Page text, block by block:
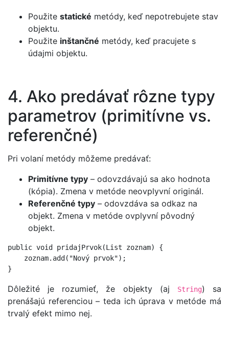
Použite statické metódy, keď nepotrebujete stav
objektu.
Použite inštančné metódy, keď pracujete s
údajmi objektu.
4. Ako predávať rôzne typy
parametrov (primitívne vs.
referenčné)
Pri volaní metódy môžeme predávať:
Primitívne typy – odovzdávajú sa ako hodnota
(kópia). Zmena v metóde neovplyvní originál.
Referenčné typy – odovzdáva sa odkaz na
objekt. Zmena v metóde ovplyvní pôvodný
objekt.
public void pridajPrvok(List zoznam) {
    zoznam.add("Nový prvok");
Dôležité je rozumieť, že objekty (aj String) sa
prenášajú referenciou – teda ich úprava v metóde má
trvalý efekt mimo nej.